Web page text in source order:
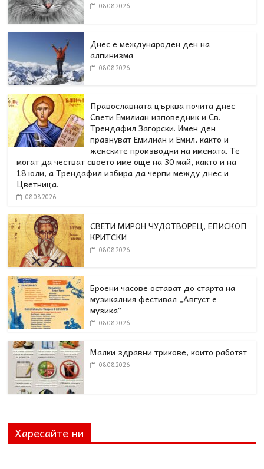
08.08.2026
Днес е международен ден на
алпинизма
08.08.2026
Православната църква почита днес
Свети Емилиан изповедник и Св.
Трендафил Загорски. Имен ден
празнуват Емилиан и Емил, както и
женските производни на имената. Те
могат да честват своето име още на 30 май, както и на
18 юли, а Трендафил избира да черпи между днес и
Цветница.
08.08.2026
СВЕТИ МИРОН ЧУДОТВОРЕЦ, ЕПИСКОП
КРИТСКИ
08.08.2026
Броени часове остават до старта на
музикалния фестивал „Август е
музика“
08.08.2026
Малки здравни трикове, които работят
08.08.2026
Харесайте ни